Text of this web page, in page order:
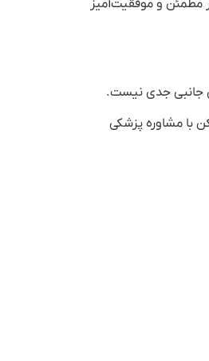
مطمئن و موفقیت‌آمیز
جانبی جدی نیست.
با مشاوره پزشکی